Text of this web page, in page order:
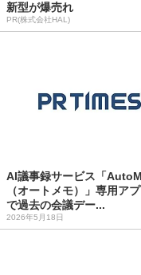
新型が爆売れ
PR(株式会社HAL)
AI議事録サービス「
（オートメモ）」専用ア
で過去の会議デー...
2026年5月18日